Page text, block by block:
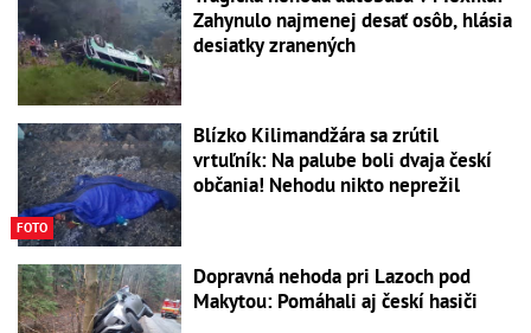
Zahynulo najmenej desať osôb, hlásia
desiatky zranených
FOTO
Blízko Kilimandžára sa zrútil
vrtuľník: Na palube boli dvaja českí
občania! Nehodu nikto neprežil
Dopravná nehoda pri Lazoch pod
Makytou: Pomáhali aj českí hasiči